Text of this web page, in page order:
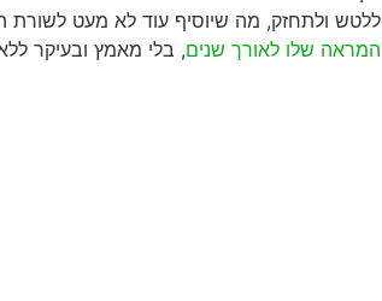
ללטש ולתחזק, מה שיוסיף עוד לא מעט לשורת
המראה שלו לאורך שנים, בלי מאמץ ובעיקר